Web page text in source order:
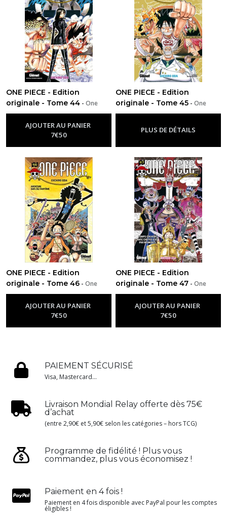
ONE PIECE - Edition
originale - Tome 44 - One
Piece
AJOUTER AU PANIER
7€50
ONE PIECE - Edition
originale - Tome 45 -One
Piece
PLUS DE DÉTAILS
ONE PIECE - Edition
originale - Tome 46 - One
Piece
AJOUTER AU PANIER
7€50
ONE PIECE - Edition
originale - Tome 47 -One
Piece
AJOUTER AU PANIER
7€50
PAIEMENT SÉCURISÉ
Visa, Mastercard...
Livraison Mondial Relay offerte dès 75€
d’achat
(entre 2,90€ et 5,90€ selon les catégories – hors TCG)
Programme de fidélité ! Plus vous
commandez, plus vous économisez !
Paiement en 4 fois !
Paiement en 4 fois disponible avec PayPal pour les comptes
éligibles !